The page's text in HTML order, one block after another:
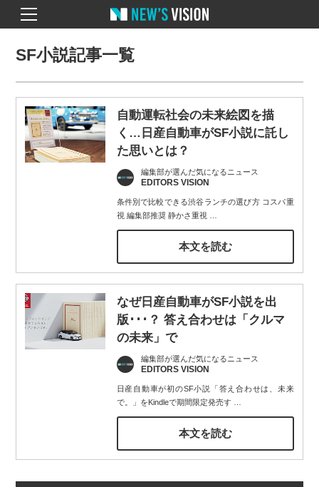
SF小説記事一覧
自動運転社会の未来絵図を描
く…日産自動車がSF小説に託し
た思いとは？
編集部が選んだ気になるニュース
EDITORS VISION
条件別で比較できる渋谷ランチの選び方 コスパ重
視 編集部推奨 静かさ重視
本文を読む
なぜ日産自動車がSF小説を出
版･･･？ 答え合わせは「クルマ
の未来」で
編集部が選んだ気になるニュース
EDITORS VISION
日産自動車が初のSF小説「答え合わせは、未来
で。」をKindleで期間限定発売す…
本文を読む